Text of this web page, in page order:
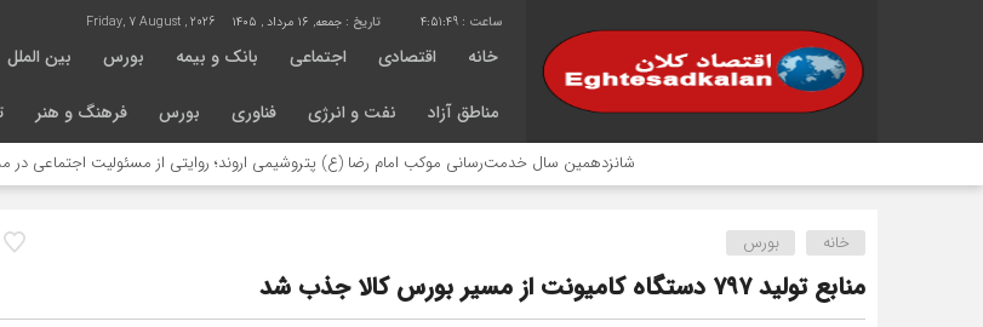
4:51:49 تاریخ : جمعه, ۱۶ مرداد , ۱۴۰۵ Friday, 7 August , 2026
خانه اقتصادی اجتماعی بانک و بیمه بورس بین الملل
مناطق آزاد نفت و انرژی فناوری بورس فرهنگ و هنر
شانزدهمین سال خدمت‌رسانی موکب امام رضا (ع) پتروشیمی اروند؛ روایتی از مسئولیت اجتماعی در مسیر
خانه بورس
منابع تولید ۷۹۷ دستگاه کامیونت از مسیر بورس کالا جذب شد